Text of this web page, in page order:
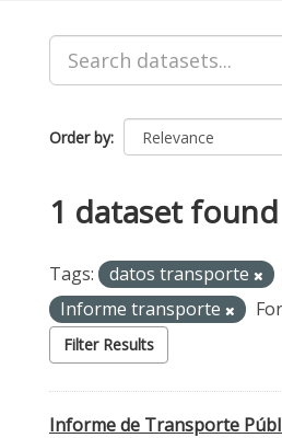
Order by
1 dataset found
Tags: datos transporte
Informe transporte
Filter Results
Informe de Transporte